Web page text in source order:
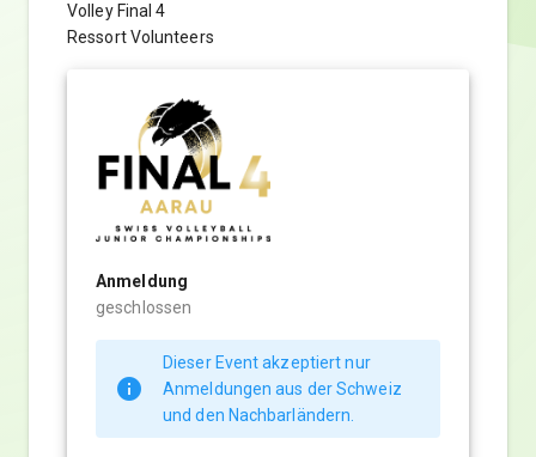
Volley Final 4
Ressort Volunteers
Anmeldung
geschlossen
info
Dieser Event akzeptiert nur
Anmeldungen aus der Schweiz
und den Nachbarländern.